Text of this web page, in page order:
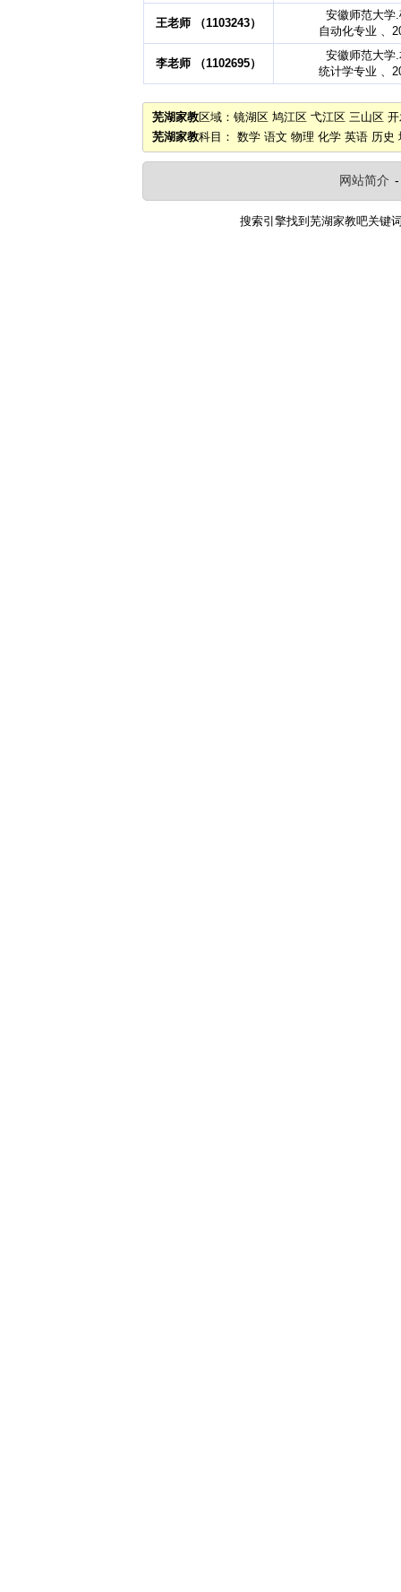
王老师 （1103243）
安徽师范大学
自动化专业 、
李老师 （1102695）
安徽师范大学
统计学专业 、
芜湖家教区域： 镜湖区 鸠江区 弋江区 三山区
芜湖家教科目： 数学 语文 物理 化学 英语 历史
网站简介
搜索引擎找到 芜湖家教吧关键